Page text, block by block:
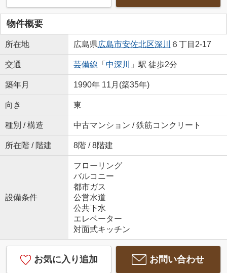
物件概要
所在地 広島県広島市安佐北区深川 ６丁目2-17
交通 芸備線 「 中深川 」駅 徒歩2分
築年月 1990年 11月(築35年)
向き 東
種別 / 構造 中古マンション / 鉄筋コンクリート
所在階 / 階建 8階 / 8階建
設備条件
フローリング
バルコニー
都市ガス
公営水道
公共下水
エレベーター
対面式キッチン
お気に入り追加 お問い合わせ